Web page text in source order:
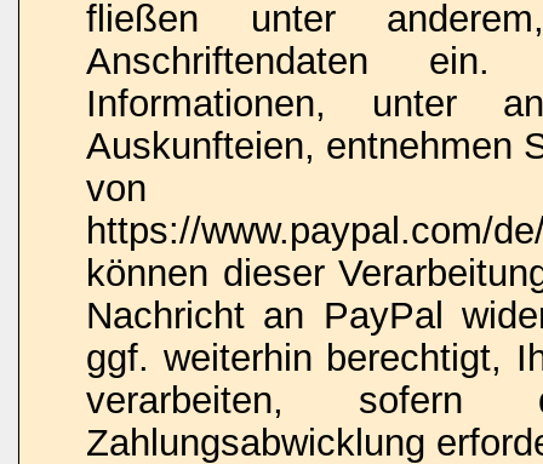
fließen unter
Anschriftendaten ein.
Informationen, unter
Auskunfteien, entnehmen
von
https://www.paypal.com/
können dieser
Nachricht an PayPal
ggf. weiterhin berechtigt,
verarbeiten, sofern
Zahlungsabwicklung